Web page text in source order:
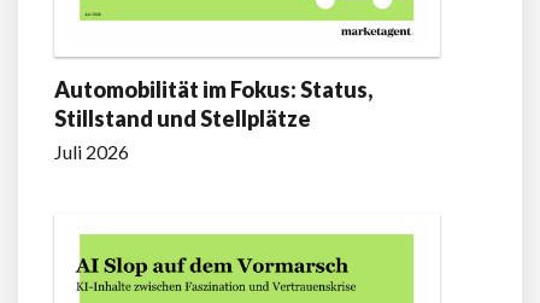
Automobilität im Fokus: Status,
Stillstand und Stellplätze
Juli 2026